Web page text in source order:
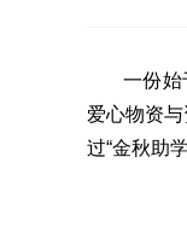
一份始于
爱心物资
过“金秋助